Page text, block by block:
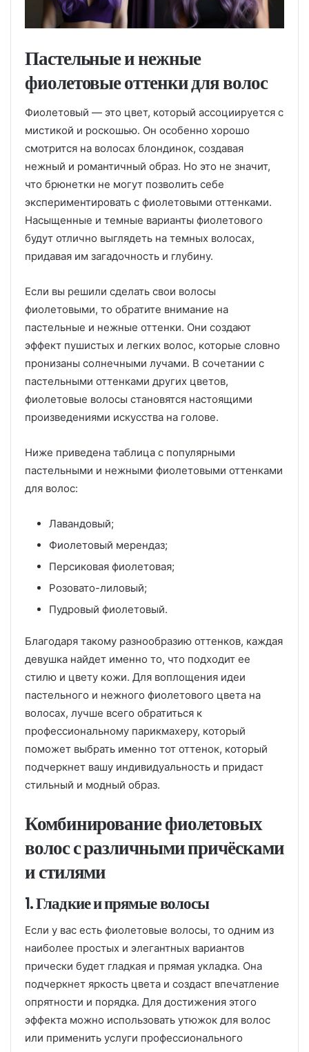
Пастельные и нежные
фиолетовые оттенки для волос
Фиолетовый — это цвет, который ассоциируется с
мистикой и роскошью. Он особенно хорошо
смотрится на волосах блондинок, создавая
нежный и романтичный образ. Но это не значит,
что брюнетки не могут позволить себе
экспериментировать с фиолетовыми оттенками.
Насыщенные и темные варианты фиолетового
будут отлично выглядеть на темных волосах,
придавая им загадочность и глубину.
Если вы решили сделать свои волосы
фиолетовыми, то обратите внимание на
пастельные и нежные оттенки. Они создают
эффект пушистых и легких волос, которые словно
пронизаны солнечными лучами. В сочетании с
пастельными оттенками других цветов,
фиолетовые волосы становятся настоящими
произведениями искусства на голове.
Ниже приведена таблица с популярными
пастельными и нежными фиолетовыми оттенками
для волос:
Лавандовый;
Фиолетовый мерендаз;
Персиковая фиолетовая;
Розовато-лиловый;
Пудровый фиолетовый.
Благодаря такому разнообразию оттенков, каждая
девушка найдет именно то, что подходит ее
стилю и цвету кожи. Для воплощения идеи
пастельного и нежного фиолетового цвета на
волосах, лучше всего обратиться к
профессиональному парикмахеру, который
поможет выбрать именно тот оттенок, который
подчеркнет вашу индивидуальность и придаст
стильный и модный образ.
Комбинирование фиолетовых
волос с различными причёсками
и стилями
1. Гладкие и прямые волосы
Если у вас есть фиолетовые волосы, то одним из
наиболее простых и элегантных вариантов
прически будет гладкая и прямая укладка. Она
подчеркнет яркость цвета и создаст впечатление
опрятности и порядка. Для достижения этого
эффекта можно использовать утюжок для волос
или применить услуги профессионального